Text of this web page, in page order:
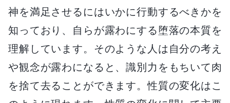
神を満足させるにはいかに行動するべきかを
知っており、自らが露わにする堕落の本質を
理解しています。そのような人は自分の考え
や観念が露わになると、識別力をもちいて肉
を捨て去ることができます。性質の変化はこ